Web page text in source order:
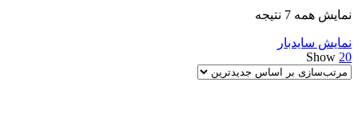
نمایش همه 7 نتیجه
نمایش سایدبار
Show 20